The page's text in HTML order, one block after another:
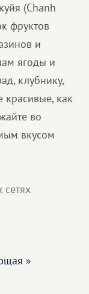
(Chanh
фруктов
и
ягоды и
клубнику,
красивые, как
во
вкусом
сетях
»